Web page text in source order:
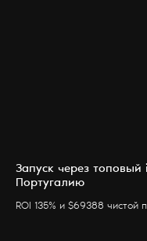
Запуск через топовый
Португалию
ROI 135% и $69388 чистой